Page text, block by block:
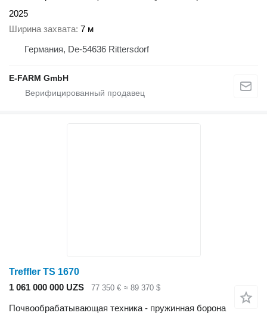
2025
Ширина захвата 7 м
Германия, De-54636 Rittersdorf
E-FARM GmbH
Treffler TS 1670
1 061 000 000 UZS
77 350 € ≈ 89 370 $
Почвообрабатывающая техника - пружинная борона